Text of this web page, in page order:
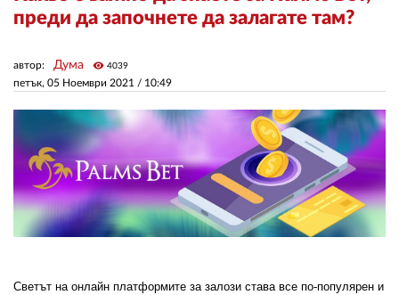
преди да започнете да залагате там?
петък, 05 Ноември 2021 / 10:49
автор: Дума visibility 4039
Светът на онлайн платформите за залози става все по-популярен и
АВТОРИ
РЕДАКЦИЯ
КОНТАКТИ
РЕКЛАМА
АБОНАМЕНТ